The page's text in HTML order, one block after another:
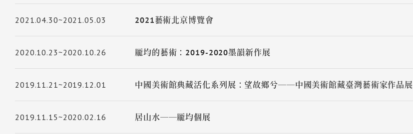
2021.04.30~2021.05.03 2021藝術北京博覽會
2020.10.23~2020.10.26 龎均的藝術：2019-2020墨韻新作展
2019.11.21~2019.12.01 中國美術館典藏活化系列展：望故鄉兮──中國美術館藏臺灣藝術家作品展
2019.11.15~2020.02.16 居山水──龎均個展